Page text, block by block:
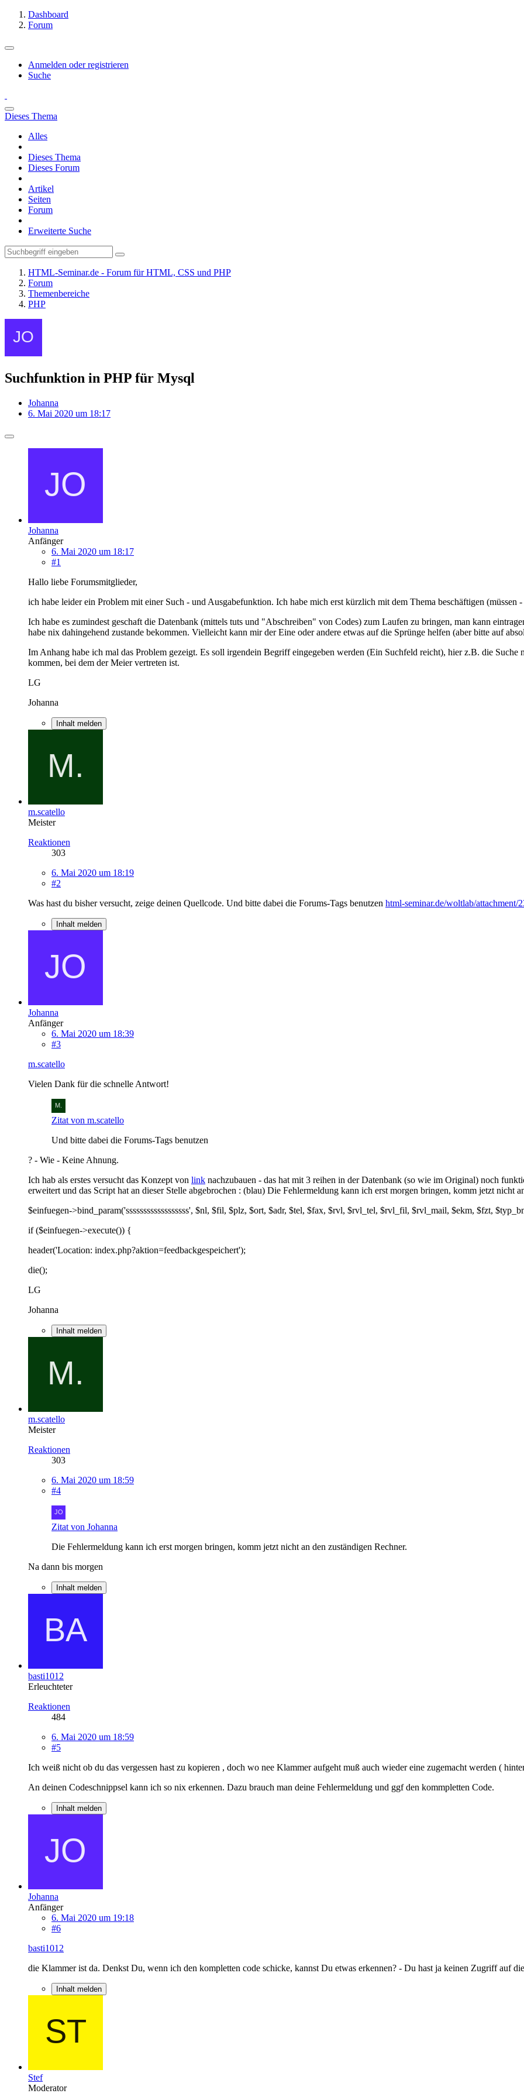
Dashboard
Forum
Anmelden oder registrieren
Suche
Dieses Thema
Alles
Dieses Thema
Dieses Forum
Artikel
Seiten
Forum
Erweiterte Suche
HTML-Seminar.de - Forum für HTML, CSS und PHP
Forum
Themenbereiche
PHP
Suchfunktion in PHP für Mysql
Johanna
6. Mai 2020 um 18:17
Johanna
Anfänger
6. Mai 2020 um 18:17
#1
Hallo liebe Forumsmitglieder,
ich habe leider ein Problem mit einer Such - und Ausgabefunktion. Ich habe mich erst kürzlich mit dem Thema beschäftigen (müssen
Ich habe es zumindest geschaft die Datenbank (mittels tuts und "Abschreiben" von Codes) zum Laufen zu bringen, man kann
habe nix dahingehend zustande bekommen. Vielleicht kann mir der Eine oder andere etwas auf die Sprünge helfen (aber bitte auf
Im Anhang habe ich mal das Problem gezeigt. Es soll irgendein Begriff eingegeben werden (Ein Suchfeld reicht), hier z.B. die
kommen, bei dem der Meier vertreten ist.
LG
Johanna
Inhalt melden
m.scatello
Meister
Reaktionen
303
6. Mai 2020 um 18:19
#2
Was hast du bisher versucht, zeige deinen Quellcode. Und bitte dabei die Forums-Tags benutzen html-seminar.de/woltlab/attachment/
Inhalt melden
Johanna
Anfänger
6. Mai 2020 um 18:39
#3
m.scatello
Vielen Dank für die schnelle Antwort!
Zitat von m.scatello
Und bitte dabei die Forums-Tags benutzen
? - Wie - Keine Ahnung.
Ich hab als erstes versucht das Konzept von link nachzubauen - das hat mit 3 reihen in der Datenbank (so wie im Original) noch
erweitert und das Script hat an dieser Stelle abgebrochen : (blau) Die Fehlermeldung kann ich erst morgen bringen, komm jetzt nicht
$einfuegen->bind_param('ssssssssssssssssss', $nl, $fil, $plz, $ort, $adr, $tel, $fax, $rvl, $rvl_tel, $rvl_fil, $rvl_mail, $ekm, $fzt,
if ($einfuegen->execute()) {
header('Location: index.php?aktion=feedbackgespeichert');
die();
LG
Johanna
Inhalt melden
m.scatello
Meister
Reaktionen
303
6. Mai 2020 um 18:59
#4
Zitat von Johanna
Die Fehlermeldung kann ich erst morgen bringen, komm jetzt nicht an den zuständigen Rechner.
Na dann bis morgen
Inhalt melden
basti1012
Erleuchteter
Reaktionen
484
6. Mai 2020 um 18:59
#5
Ich weiß nicht ob du das vergessen hast zu kopieren , doch wo nee Klammer aufgeht muß auch wieder eine zugemacht werden (
An deinen Codeschnippsel kann ich so nix erkennen. Dazu brauch man deine Fehlermeldung und ggf den kommpletten Code.
Inhalt melden
Johanna
Anfänger
6. Mai 2020 um 19:18
#6
basti1012
die Klammer ist da. Denkst Du, wenn ich den kompletten code schicke, kannst Du etwas erkennen? - Du hast ja keinen Zugriff auf
Inhalt melden
Stef
Moderator